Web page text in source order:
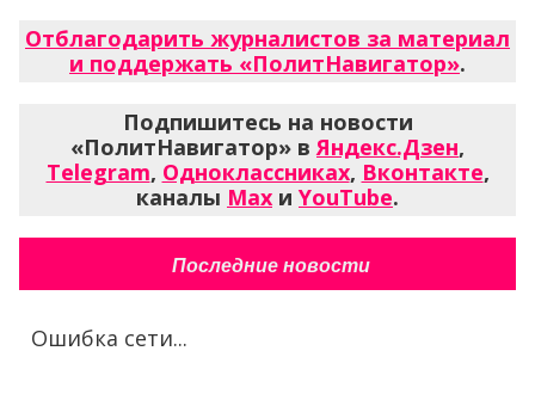
Отблагодарить журналистов за материал
и поддержать «ПолитНавигатор».
Подпишитесь на новости
«ПолитНавигатор» вЯндекс.Дзен,
Telegram, Одноклассниках, Вконтакте,
каналы Max и YouTube.
Последние новости
Ошибка сети...